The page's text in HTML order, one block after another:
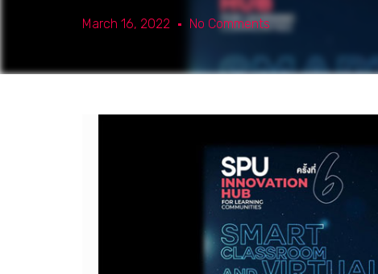
March 16, 2022 No Comments